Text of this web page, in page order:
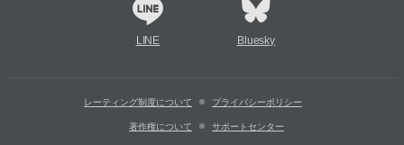
LINE Bluesky
レーティング制度について プライバシーポリシー
著作権について サポートセンター